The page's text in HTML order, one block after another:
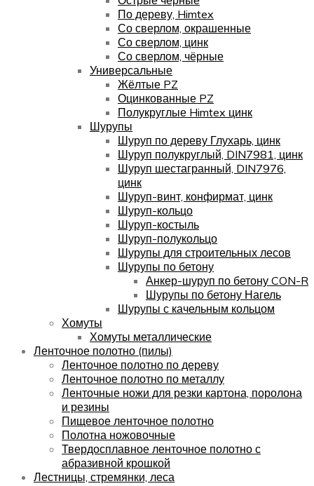
По дереву, Himtex
Со сверлом, окрашенные
Со сверлом, цинк
Со сверлом, чёрные
Универсальные
Жёлтые PZ
Оцинкованные PZ
Полукруглые Himtex цинк
Шурупы
Шуруп по дереву Глухарь, цинк
Шуруп полукруглый, DIN7981, цинк
Шуруп шестагранный, DIN7976,
цинк
Шуруп-винт, конфирмат, цинк
Шуруп-кольцо
Шуруп-костыль
Шуруп-полукольцо
Шурупы для строительных лесов
Шурупы по бетону
Анкер-шуруп по бетону CON-R
Шурупы по бетону Нагель
Шурупы с качельным кольцом
Хомуты
Хомуты металлические
Ленточное полотно (пилы)
Ленточное полотно по дереву
Ленточное полотно по металлу
Ленточные ножи для резки картона, поролона
и резины
Пищевое ленточное полотно
Полотна ножовочные
Твердосплавное ленточное полотно с
абразивной крошкой
Лестницы, стремянки, леса